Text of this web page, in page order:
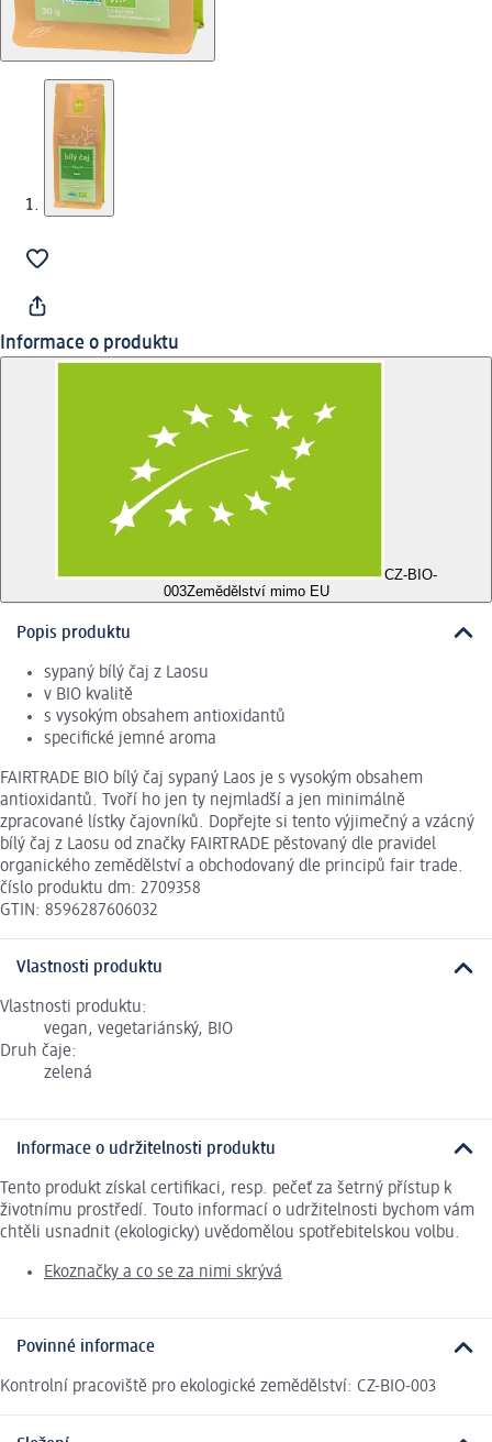
Informace o produktu
CZ-BIO-
003Zemědělství mimo EU
Popis produktu
sypaný bílý čaj z Laosu
v BIO kvalitě
s vysokým obsahem antioxidantů
specifické jemné aroma
FAIRTRADE BIO bílý čaj sypaný Laos je s vysokým obsahem
antioxidantů. Tvoří ho jen ty nejmladší a jen minimálně
zpracované lístky čajovníků. Dopřejte si tento výjimečný a vzácný
bílý čaj z Laosu od značky FAIRTRADE pěstovaný dle pravidel
organického zemědělství a obchodovaný dle principů fair trade.
číslo produktu dm: 2709358
GTIN: 8596287606032
Vlastnosti produktu
Vlastnosti produktu:
vegan, vegetariánský, BIO
Druh čaje:
zelená
Informace o udržitelnosti produktu
Tento produkt získal certifikaci, resp. pečeť za šetrný přístup k
životnímu prostředí. Touto informací o udržitelnosti bychom vám
chtěli usnadnit (ekologicky) uvědomělou spotřebitelskou volbu.
Ekoznačky a co se za nimi skrývá
Povinné informace
Kontrolní pracoviště pro ekologické zemědělství: CZ-BIO-003